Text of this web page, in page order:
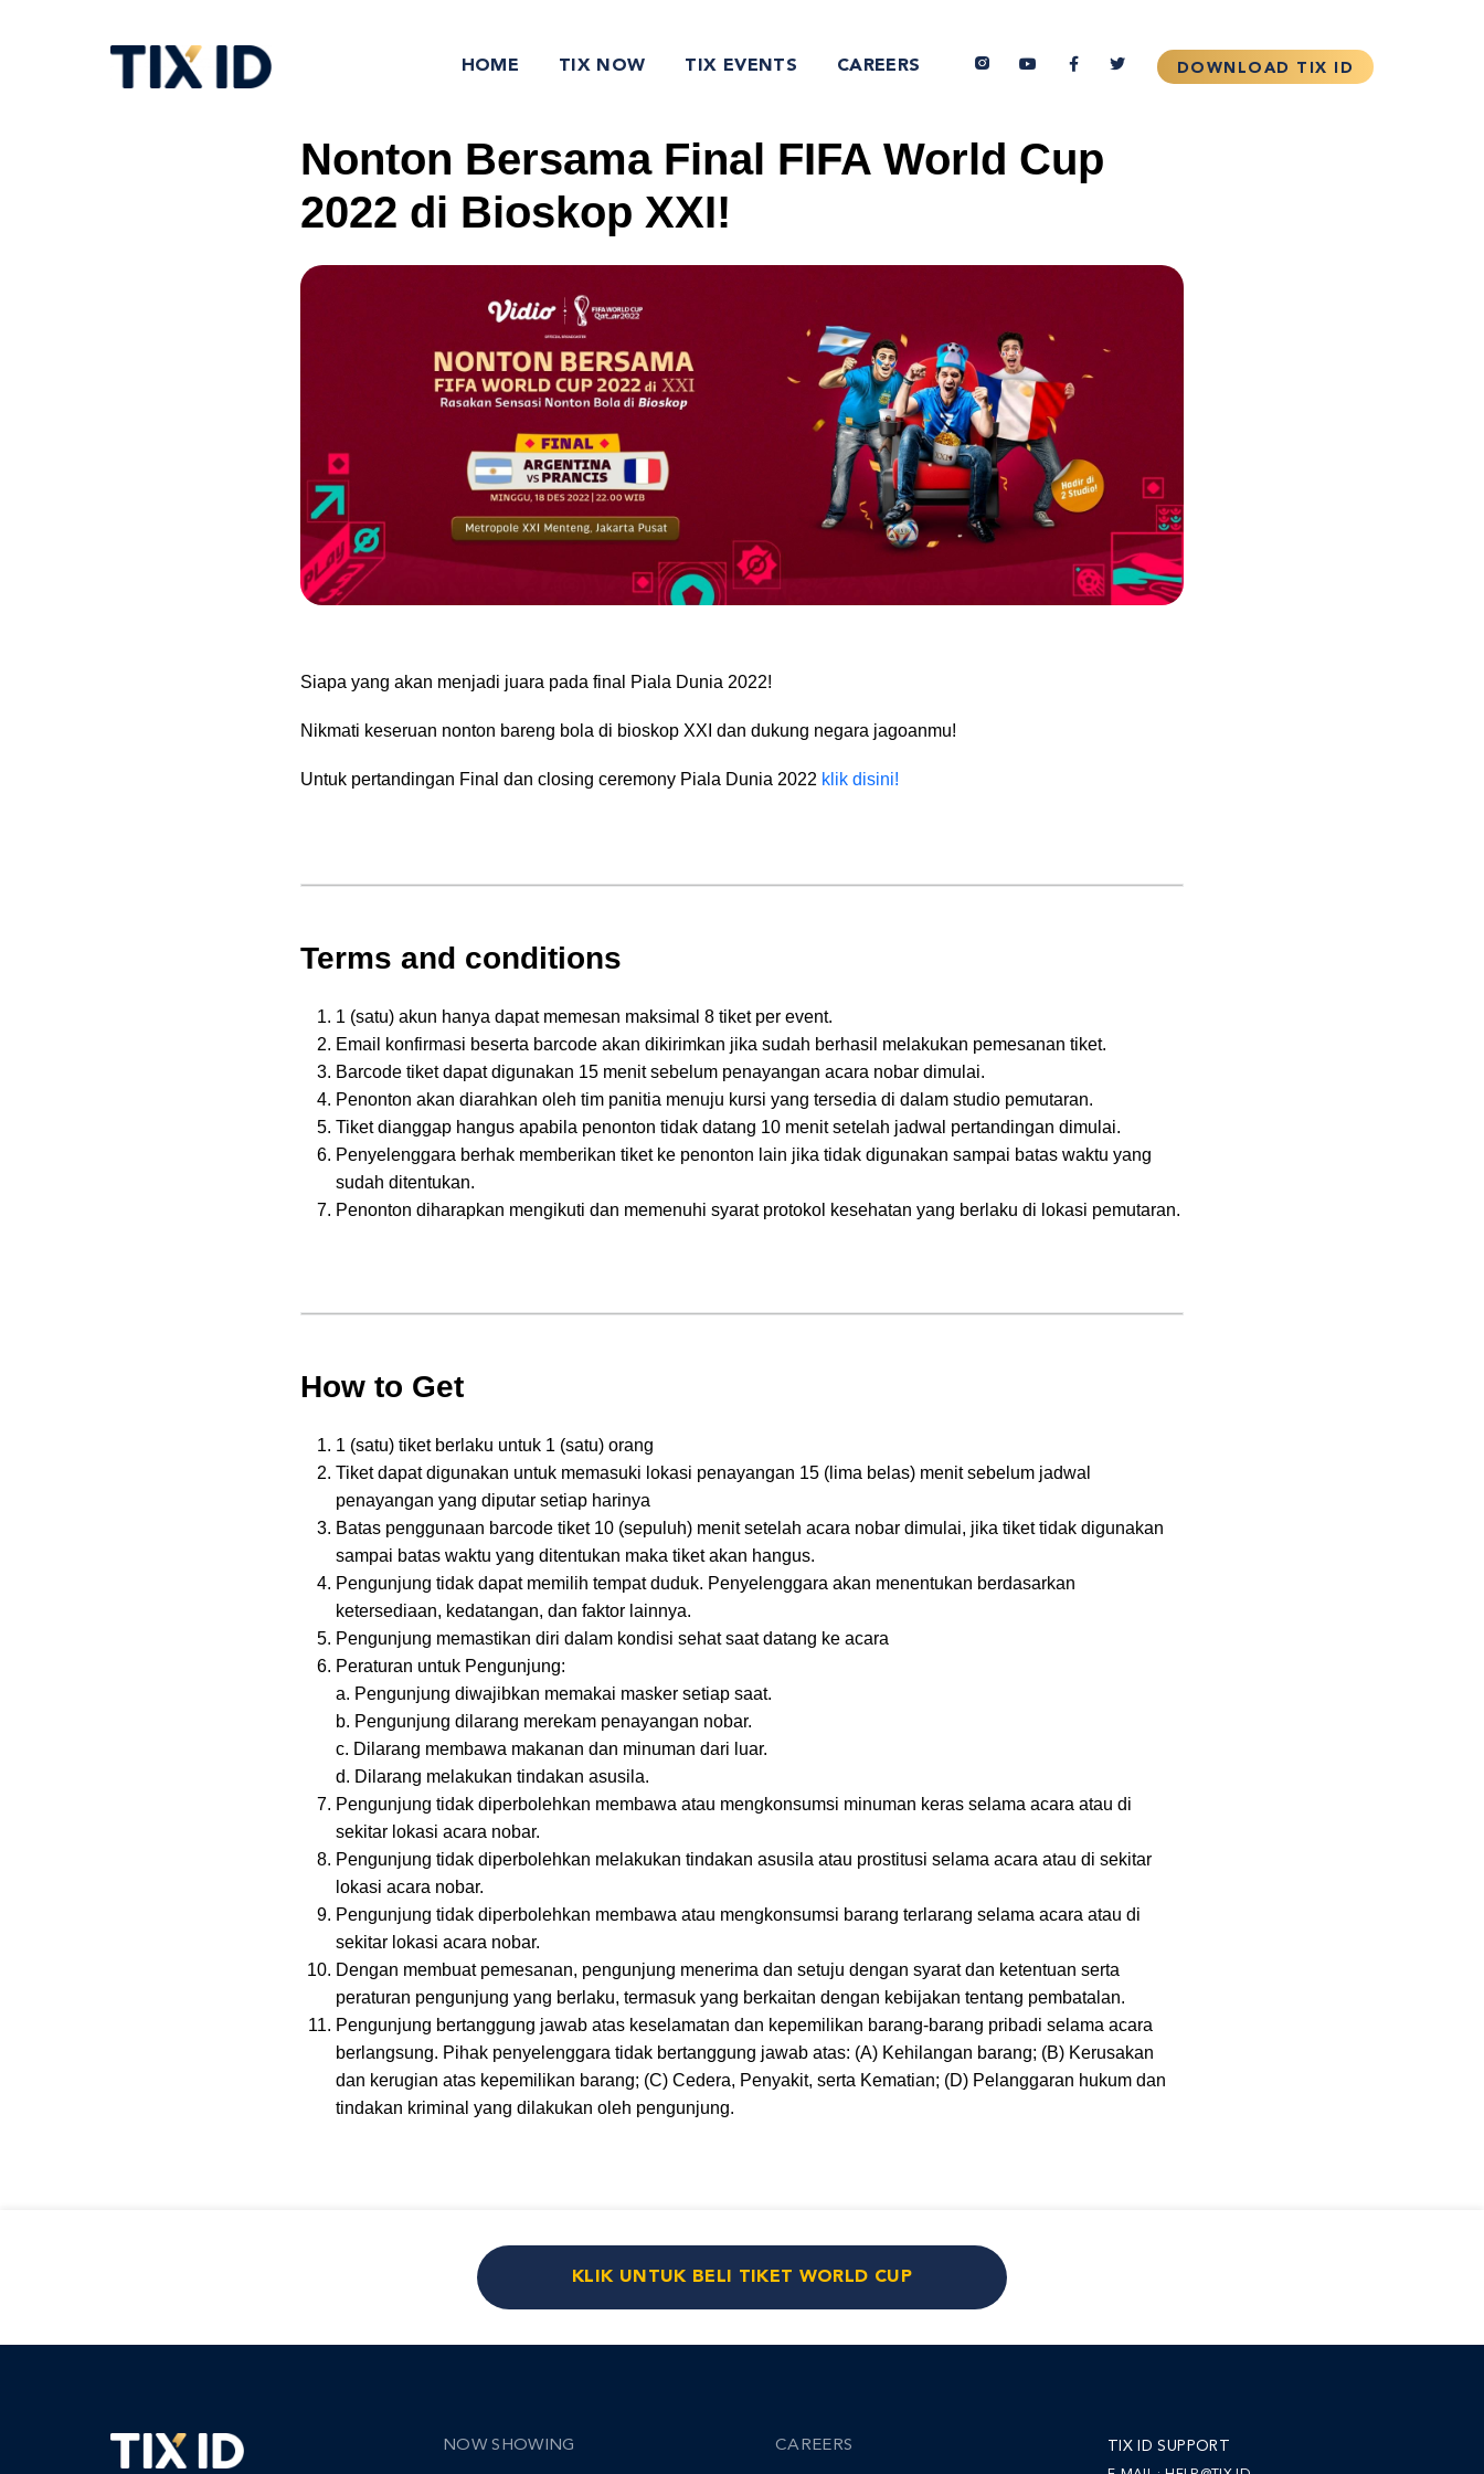
HOME TIX NOW TIX EVENTS CAREERS
Nonton Bersama Final FIFA World Cup
2022 di Bioskop XXI!
Siapa yang akan menjadi juara pada final Piala Dunia 2022!
Nikmati keseruan nonton bareng bola di bioskop XXI dan dukung negara jagoanmu!
Untuk pertandingan Final dan closing ceremony Piala Dunia 2022 klik disini!
Terms and conditions
1 (satu) akun hanya dapat memesan maksimal 8 tiket per event.
Email konfirmasi beserta barcode akan dikirimkan jika sudah berhasil melakukan pemesanan tiket.
Barcode tiket dapat digunakan 15 menit sebelum penayangan acara nobar dimulai.
Penonton akan diarahkan oleh tim panitia menuju kursi yang tersedia di dalam studio pemutaran.
Tiket dianggap hangus apabila penonton tidak datang 10 menit setelah jadwal pertandingan dimulai.
Penyelenggara berhak memberikan tiket ke penonton lain jika tidak digunakan sampai batas waktu yang
sudah ditentukan.
Penonton diharapkan mengikuti dan memenuhi syarat protokol kesehatan yang berlaku di lokasi pemutaran.
How to Get
1 (satu) tiket berlaku untuk 1 (satu) orang
Tiket dapat digunakan untuk memasuki lokasi penayangan 15 (lima belas) menit sebelum jadwal
penayangan yang diputar setiap harinya
Batas penggunaan barcode tiket 10 (sepuluh) menit setelah acara nobar dimulai, jika tiket tidak digunakan
sampai batas waktu yang ditentukan maka tiket akan hangus.
Pengunjung tidak dapat memilih tempat duduk. Penyelenggara akan menentukan berdasarkan
ketersediaan, kedatangan, dan faktor lainnya.
Pengunjung memastikan diri dalam kondisi sehat saat datang ke acara
Peraturan untuk Pengunjung:
a. Pengunjung diwajibkan memakai masker setiap saat.
b. Pengunjung dilarang merekam penayangan nobar.
c. Dilarang membawa makanan dan minuman dari luar.
d. Dilarang melakukan tindakan asusila.
Pengunjung tidak diperbolehkan membawa atau mengkonsumsi minuman keras selama acara atau di
sekitar lokasi acara nobar.
Pengunjung tidak diperbolehkan melakukan tindakan asusila atau prostitusi selama acara atau di sekitar
lokasi acara nobar.
Pengunjung tidak diperbolehkan membawa atau mengkonsumsi barang terlarang selama acara atau di
sekitar lokasi acara nobar.
Dengan membuat pemesanan, pengunjung menerima dan setuju dengan syarat dan ketentuan serta
peraturan pengunjung yang berlaku, termasuk yang berkaitan dengan kebijakan tentang pembatalan.
Pengunjung bertanggung jawab atas keselamatan dan kepemilikan barang-barang pribadi selama acara
berlangsung. Pihak penyelenggara tidak bertanggung jawab atas: (A) Kehilangan barang; (B) Kerusakan
dan kerugian atas kepemilikan barang; (C) Cedera, Penyakit, serta Kematian; (D) Pelanggaran hukum dan
tindakan kriminal yang dilakukan oleh pengunjung.
KLIK UNTUK BELI TIKET WORLD CUP
NOW SHOWING CAREERS TIX ID SUPPORT